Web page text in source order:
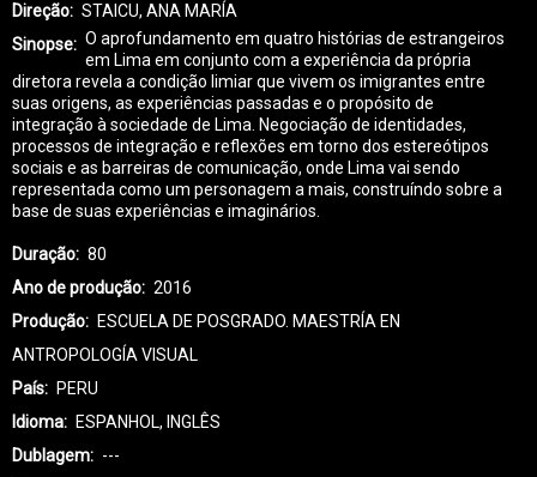
Direção
STAICU, ANA MARÍA
Sinopse
O aprofundamento em quatro histórias de estrangeiros
em Lima em conjunto com a experiência da própria
diretora revela a condição limiar que vivem os imigrantes entre
suas origens, as experiências passadas e o propósito de
integração à sociedade de Lima. Negociação de identidades,
processos de integração e reflexões em torno dos estereótipos
sociais e as barreiras de comunicação, onde Lima vai sendo
representada como um personagem a mais, construíndo sobre a
base de suas experiências e imaginários.
Duração
80
Ano de produção
2016
Produção
ESCUELA DE POSGRADO. MAESTRÍA EN
ANTROPOLOGÍA VISUAL
País
PERU
Idioma
ESPANHOL, INGLÊS
Dublagem
---